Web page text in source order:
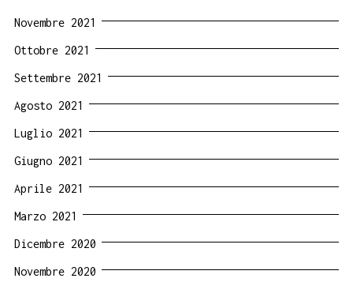
Novembre 2021
Ottobre 2021
Settembre 2021
Agosto 2021
Luglio 2021
Giugno 2021
Aprile 2021
Marzo 2021
Dicembre 2020
Novembre 2020